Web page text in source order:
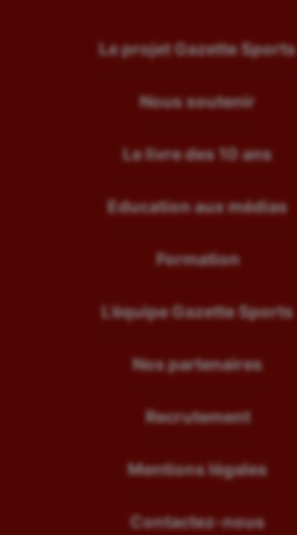
Le projet Gazette Sports
Nous soutenir
Le livre des 10 ans
Education aux médias
Formation
L’équipe Gazette Sports
Nos partenaires
Recrutement
Mentions légales
Contactez-nous